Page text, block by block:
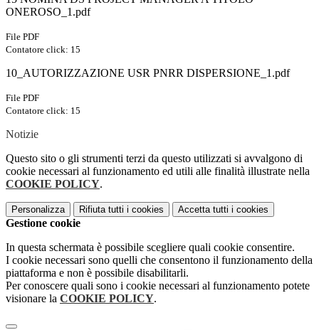
ONEROSO_1.pdf
File PDF
Contatore click: 15
10_AUTORIZZAZIONE USR PNRR DISPERSIONE_1.pdf
File PDF
Contatore click: 15
Notizie
Questo sito o gli strumenti terzi da questo utilizzati si avvalgono di
cookie necessari al funzionamento ed utili alle finalità illustrate nella
COOKIE POLICY.
Personalizza Rifiuta tutti i cookies Accetta tutti i cookies
Gestione cookie
In questa schermata è possibile scegliere quali cookie consentire.
I cookie necessari sono quelli che consentono il funzionamento della
piattaforma e non è possibile disabilitarli.
Per conoscere quali sono i cookie necessari al funzionamento potete
visionare la COOKIE POLICY.